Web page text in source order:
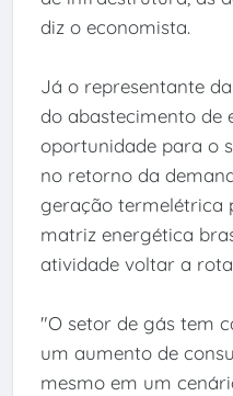
diz o economista.
Já o representante
do abastecimento de
oportunidade para o
no retorno da
geração termelétrica
matriz energética
atividade voltar a
"O setor de gás tem
um aumento de
mesmo em um